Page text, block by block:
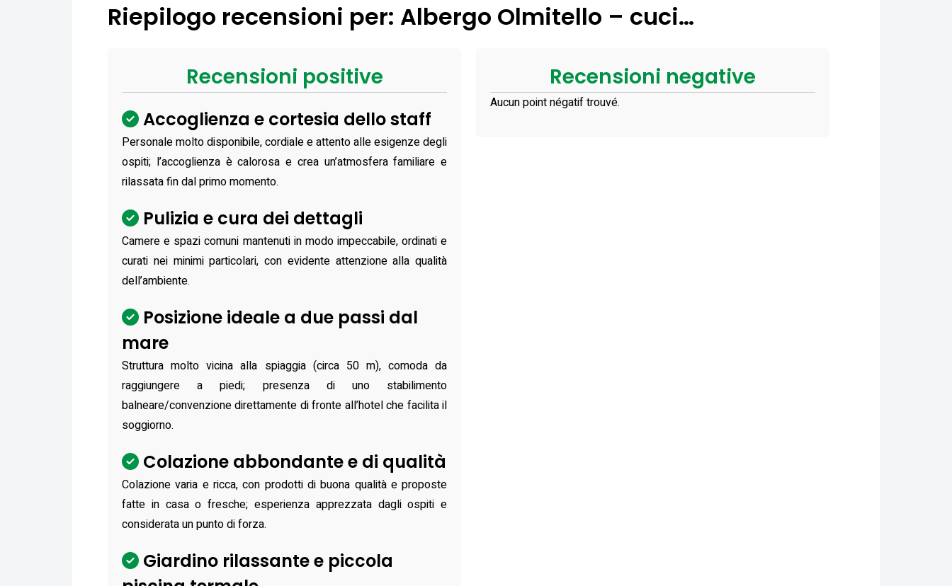
Riepilogo recensioni per: Albergo Olmitello – cuci…
Recensioni positive
Accoglienza e cortesia dello staff
Personale molto disponibile, cordiale e attento alle esigenze degli
ospiti; l’accoglienza è calorosa e crea un’atmosfera familiare e
rilassata fin dal primo momento.
Pulizia e cura dei dettagli
Camere e spazi comuni mantenuti in modo impeccabile, ordinati e
curati nei minimi particolari, con evidente attenzione alla qualità
dell’ambiente.
Posizione ideale a due passi dal
mare
Struttura molto vicina alla spiaggia (circa 50 m), comoda da
raggiungere a piedi; presenza di uno stabilimento
balneare/convenzione direttamente di fronte all’hotel che facilita il
soggiorno.
Colazione abbondante e di qualità
Colazione varia e ricca, con prodotti di buona qualità e proposte
fatte in casa o fresche; esperienza apprezzata dagli ospiti e
considerata un punto di forza.
Giardino rilassante e piccola
Recensioni negative
Aucun point négatif trouvé.